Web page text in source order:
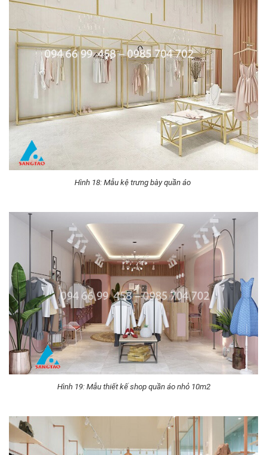
Hình 18: Mẫu kệ trưng bày quần áo
Hình 19: Mẫu thiết kế shop quần áo nhỏ 10m2